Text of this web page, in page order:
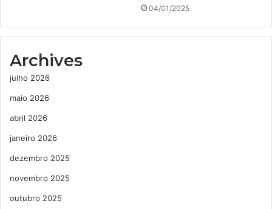
04/01/2025
Archives
julho 2026
maio 2026
abril 2026
janeiro 2026
dezembro 2025
novembro 2025
outubro 2025